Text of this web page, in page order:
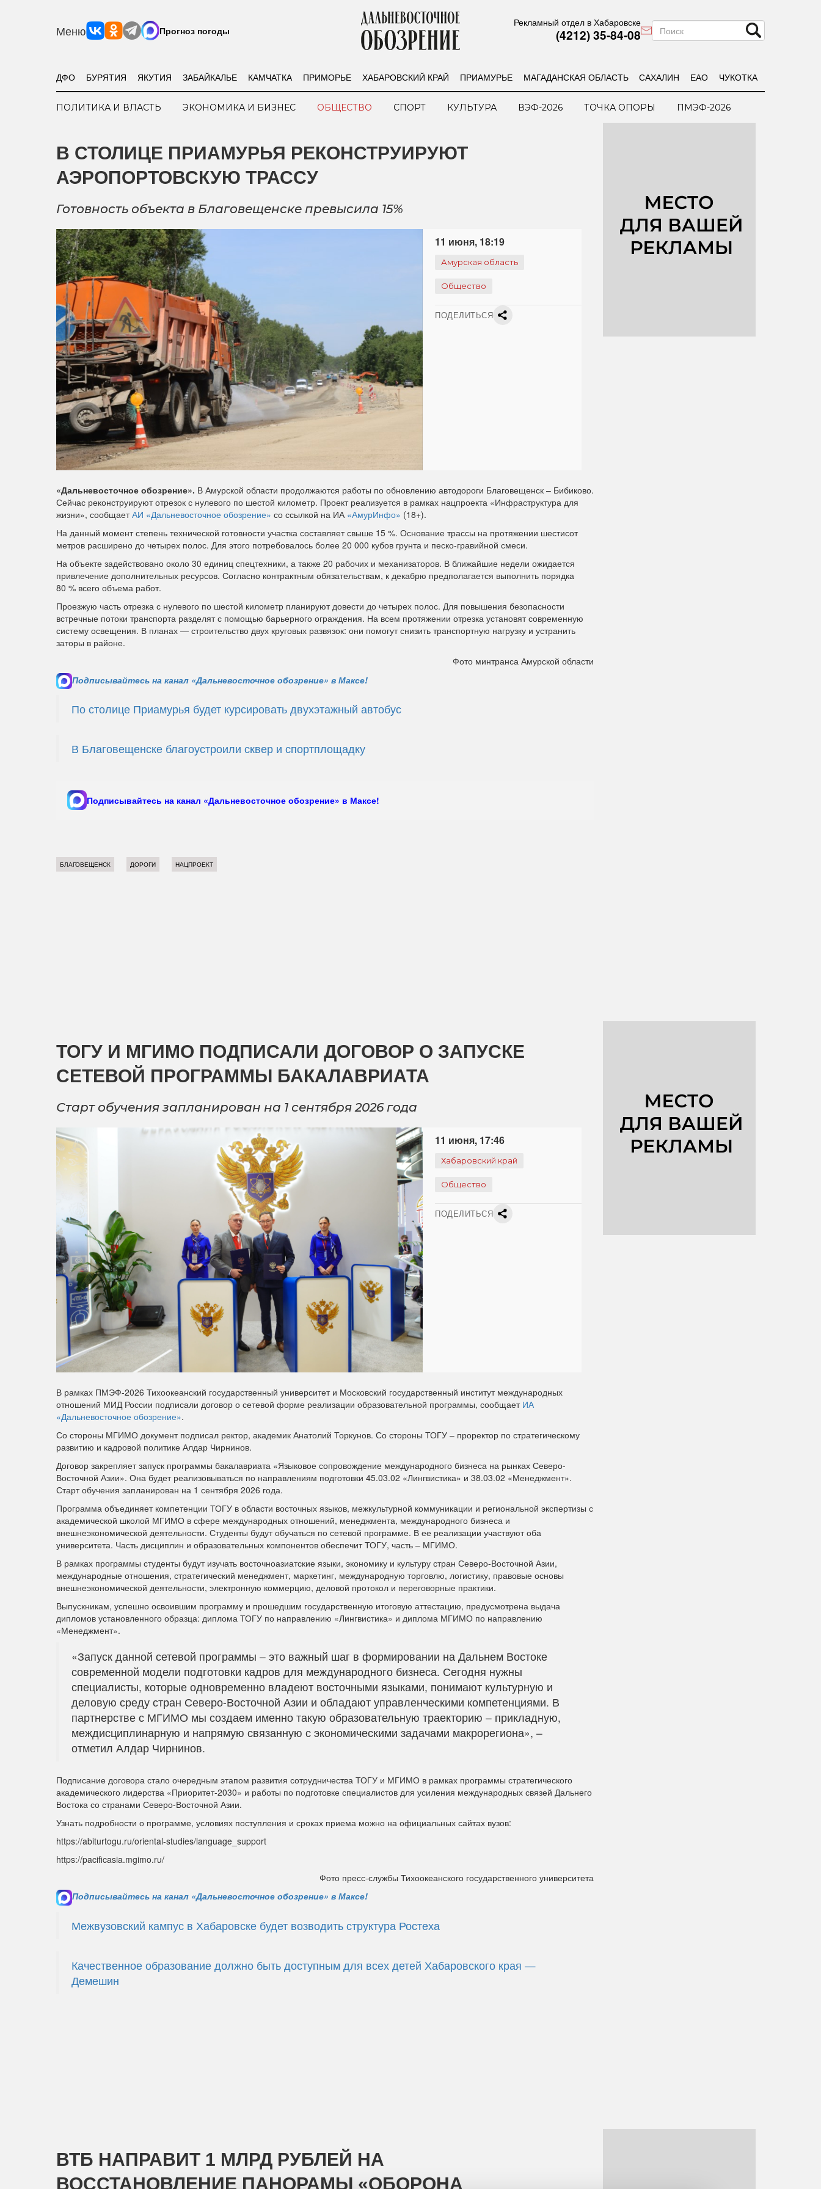
Меню Прогноз погоды
Рекламный отдел в Хабаровске
(4212) 35-84-08
ДФО БУРЯТИЯ ЯКУТИЯ ЗАБАЙКАЛЬЕ КАМЧАТКА ПРИМОРЬЕ ХАБАРОВСКИЙ КРАЙ ПРИАМУРЬЕ МАГАДАНСКАЯ ОБЛАСТЬ САХАЛИН ЕАО ЧУКОТКА
ПОЛИТИКА И ВЛАСТЬ ЭКОНОМИКА И БИЗНЕС ОБЩЕСТВО СПОРТ КУЛЬТУРА ВЭФ-2026 ТОЧКА ОПОРЫ ПМЭФ-2026
В СТОЛИЦЕ ПРИАМУРЬЯ РЕКОНСТРУИРУЮТ
АЭРОПОРТОВСКУЮ ТРАССУ
Готовность объекта в Благовещенске превысила 15%
11 июня, 18:19
Амурская область
Общество
ПОДЕЛИТЬСЯ
«Дальневосточное обозрение». В Амурской области продолжаются работы по обновлению автодороги Благовещенск – Бибиково.
Сейчас реконструируют отрезок с нулевого по шестой километр. Проект реализуется в рамках нацпроекта «Инфраструктура для
жизни», сообщаетАИ «Дальневосточное обозрение» со ссылкой на ИА «АмурИнфо» (18+).
На данный момент степень технической готовности участка составляет свыше 15 %. Основание трассы на протяжении шестисот
метров расширено до четырех полос. Для этого потребовалось более 20 000 кубов грунта и песко-гравийной смеси.
На объекте задействовано около 30 единиц спецтехники, а также 20 рабочих и механизаторов. В ближайшие недели ожидается
привлечение дополнительных ресурсов. Согласно контрактным обязательствам, к декабрю предполагается выполнить порядка
80 % всего объема работ.
Проезжую часть отрезка с нулевого по шестой километр планируют довести до четырех полос. Для повышения безопасности
встречные потоки транспорта разделят с помощью барьерного ограждения. На всем протяжении отрезка установят современную
систему освещения. В планах — строительство двух круговых развязок: они помогут снизить транспортную нагрузку и устранить
заторы в районе.
Фото минтранса Амурской области
Подписывайтесь на канал «Дальневосточное обозрение» в Максе!
По столице Приамурья будет курсировать двухэтажный автобус
В Благовещенске благоустроили сквер и спортплощадку
Подписывайтесь на канал «Дальневосточное обозрение» в Максе!
БЛАГОВЕЩЕНСК ДОРОГИ НАЦПРОЕКТ
ТОГУ И МГИМО ПОДПИСАЛИ ДОГОВОР О ЗАПУСКЕ
СЕТЕВОЙ ПРОГРАММЫ БАКАЛАВРИАТА
Старт обучения запланирован на 1 сентября 2026 года
11 июня, 17:46
Хабаровский край
Общество
ПОДЕЛИТЬСЯ
В рамках ПМЭФ-2026 Тихоокеанский государственный университет и Московский государственный институт международных
отношений МИД России подписали договор о сетевой форме реализации образовательной программы, сообщает ИА
«Дальневосточное обозрение».
Со стороны МГИМО документ подписал ректор, академик Анатолий Торкунов. Со стороны ТОГУ – проректор по стратегическому
развитию и кадровой политике Алдар Чирнинов.
Договор закрепляет запуск программы бакалавриата «Языковое сопровождение международного бизнеса на рынках Северо-
Восточной Азии». Она будет реализовываться по направлениям подготовки 45.03.02 «Лингвистика» и 38.03.02 «Менеджмент».
Старт обучения запланирован на 1 сентября 2026 года.
Программа объединяет компетенции ТОГУ в области восточных языков, межкультурной коммуникации и региональной экспертизы с
академической школой МГИМО в сфере международных отношений, менеджмента, международного бизнеса и
внешнеэкономической деятельности. Студенты будут обучаться по сетевой программе. В ее реализации участвуют оба
университета. Часть дисциплин и образовательных компонентов обеспечит ТОГУ, часть – МГИМО.
В рамках программы студенты будут изучать восточноазиатские языки, экономику и культуру стран Северо-Восточной Азии,
международные отношения, стратегический менеджмент, маркетинг, международную торговлю, логистику, правовые основы
внешнеэкономической деятельности, электронную коммерцию, деловой протокол и переговорные практики.
Выпускникам, успешно освоившим программу и прошедшим государственную итоговую аттестацию, предусмотрена выдача
дипломов установленного образца: диплома ТОГУ по направлению «Лингвистика» и диплома МГИМО по направлению
«Менеджмент».
«Запуск данной сетевой программы – это важный шаг в формировании на Дальнем Востоке
современной модели подготовки кадров для международного бизнеса. Сегодня нужны
специалисты, которые одновременно владеют восточными языками, понимают культурную и
деловую среду стран Северо-Восточной Азии и обладают управленческими компетенциями. В
партнерстве с МГИМО мы создаем именно такую образовательную траекторию – прикладную,
междисциплинарную и напрямую связанную с экономическими задачами макрорегиона», –
отметил Алдар Чирнинов.
Подписание договора стало очередным этапом развития сотрудничества ТОГУ и МГИМО в рамках программы стратегического
академического лидерства «Приоритет-2030» и работы по подготовке специалистов для усиления международных связей Дальнего
Востока со странами Северо-Восточной Азии.
Узнать подробности о программе, условиях поступления и сроках приема можно на официальных сайтах вузов:
https://abiturtogu.ru/oriental-studies/language_support
https://pacificasia.mgimo.ru/
Фото пресс-службы Тихоокеанского государственного университета
Подписывайтесь на канал «Дальневосточное обозрение» в Максе!
Межвузовский кампус в Хабаровске будет возводить структура Ростеха
Качественное образование должно быть доступным для всех детей Хабаровского края —
Демешин
ВТБ НАПРАВИТ 1 МЛРД РУБЛЕЙ НА
ВОССТАНОВЛЕНИЕ ПАНОРАМЫ «ОБОРОНА